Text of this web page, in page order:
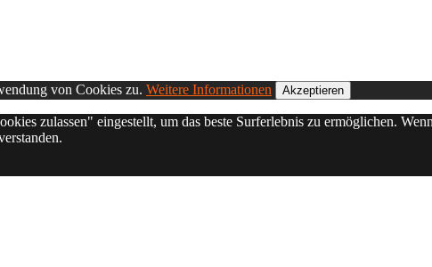
von Cookies zu. Weitere Informationen Akzeptieren
zulassen" eingestellt, um das beste Surferlebnis zu ermöglichen.